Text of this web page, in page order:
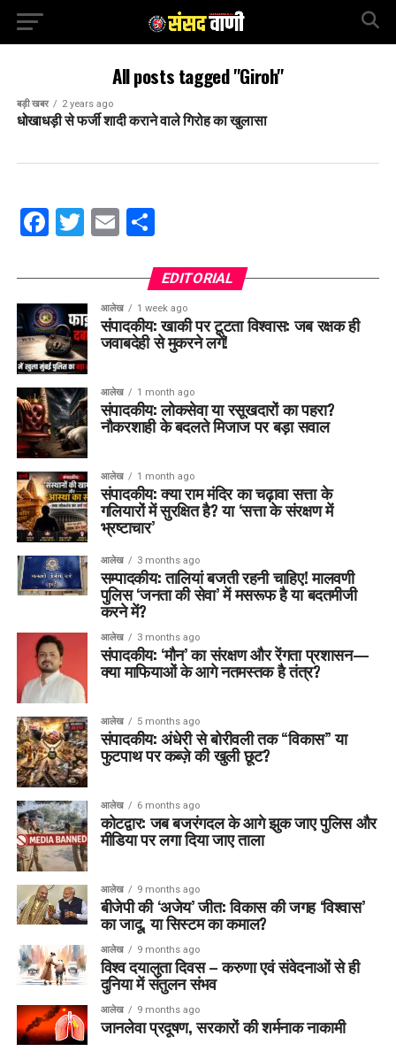
All posts tagged "Giroh"
बड़ी खबर 2 years ago
धोखाधड़ी से फर्जी शादी कराने वाले गिरोह का खुलासा
Facebook
Twitter
EmailShare
EDITORIAL
आलेख 1 week ago
संपादकीय: खाकी पर टूटता विश्वास: जब रक्षक ही
जवाबदेही से मुकरने लगें!
आलेख 1 month ago
संपादकीय: लोकसेवा या रसूखदारों का पहरा?
नौकरशाही के बदलते मिजाज पर बड़ा सवाल
आलेख 1 month ago
संपादकीय: क्या राम मंदिर का चढ़ावा सत्ता के
गलियारों में सुरक्षित है? या ‘सत्ता के संरक्षण में
भ्रष्टाचार’
आलेख 3 months ago
सम्पादकीय: तालियां बजती रहनी चाहिए! मालवणी
पुलिस ‘जनता की सेवा’ में मसरूफ है या बदतमीजी
करने में?
आलेख 3 months ago
संपादकीय: ‘मौन’ का संरक्षण और रेंगता प्रशासन—
क्या माफियाओं के आगे नतमस्तक है तंत्र?
आलेख 5 months ago
संपादकीय: अंधेरी से बोरीवली तक “विकास” या
फुटपाथ पर कब्ज़े की खुली छूट?
आलेख 6 months ago
कोटद्वार: जब बजरंगदल के आगे झुक जाए पुलिस और
मीडिया पर लगा दिया जाए ताला
आलेख 9 months ago
बीजेपी की ‘अजेय’ जीत: विकास की जगह ‘विश्वास’
का जादू, या सिस्टम का कमाल?
आलेख 9 months ago
विश्व दयालुता दिवस – करुणा एवं संवेदनाओं से ही
दुनिया में संतुलन संभव
आलेख 9 months ago
जानलेवा प्रदूषण, सरकारों की शर्मनाक नाकामी